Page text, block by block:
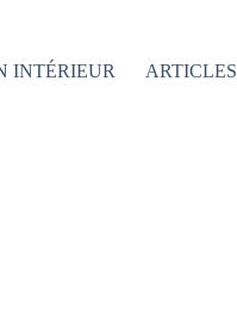
INTÉRIEUR ARTICLES